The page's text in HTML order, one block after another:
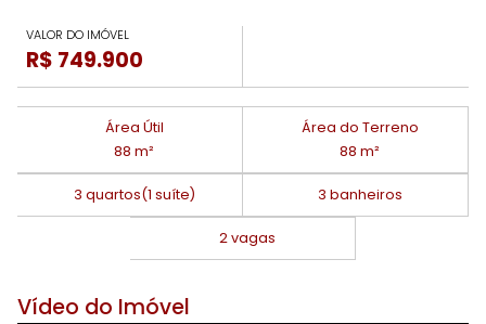
VALOR DO IMÓVEL
R$ 749.900
Área Útil
88 m²
Área do Terreno
88 m²
3 quartos(1 suíte) 3 banheiros
2 vagas
Vídeo do Imóvel